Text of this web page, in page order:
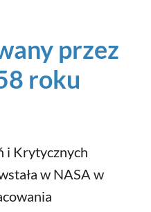
przez
roku
i Krytycznych
w NASA w